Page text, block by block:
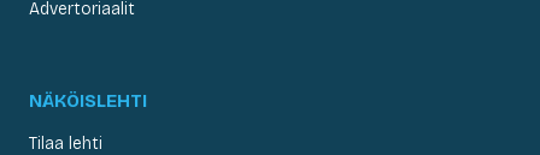
Advertoriaalit
NÄKÖISLEHTI
Tilaa lehti